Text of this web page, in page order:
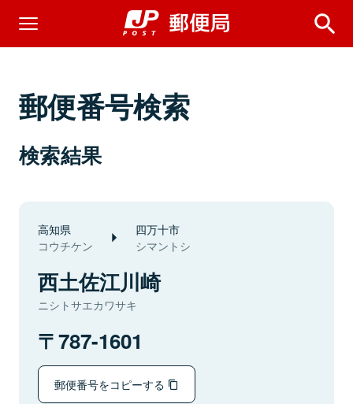
郵便番号検索
検索結果
高知県
コウチケン
四万十市
シマントシ
西土佐江川崎
ニシトサエカワサキ
787-1601
郵便番号をコピーする